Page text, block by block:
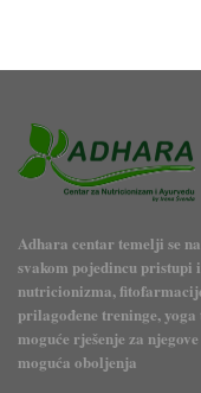
Adhara centar temelji se
svakom pojedincu pristupi
nutricionizma,
prilagođene treninge,
moguće rješenje za
moguća oboljenja